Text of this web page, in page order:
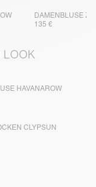
DAMENBLUSE
135 €
LOOK
HAVANAROW
CLYPSUN